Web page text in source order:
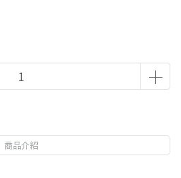
商品介紹